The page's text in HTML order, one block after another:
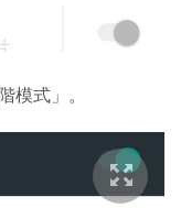
模式」。